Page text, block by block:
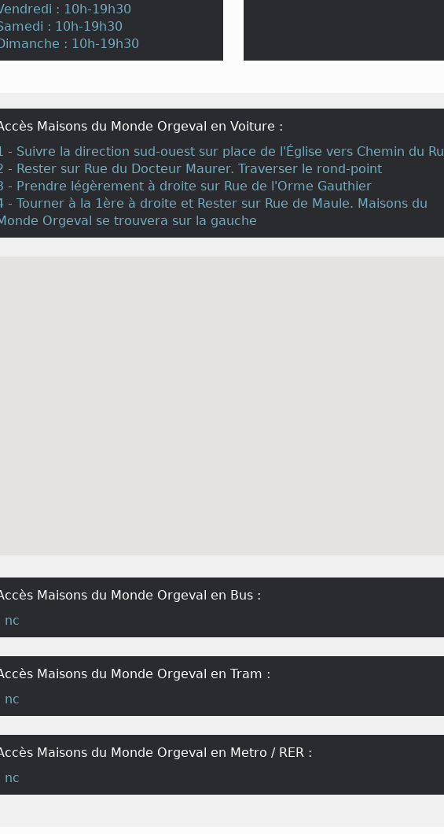
: 10h-19h30
: 10h-19h30
: 10h-19h30
Maisons du Monde Orgeval en Voiture :
- Suivre la direction sud-ouest sur place de l'Église vers Chemin du Ru
- Rester sur Rue du Docteur Maurer. Traverser le rond-point
- Prendre légèrement à droite sur Rue de l'Orme Gauthier
- Tourner à la 1ère à droite et Rester sur Rue de Maule. Maisons du
Orgeval se trouvera sur la gauche
Maisons du Monde Orgeval en Bus :
nc
Maisons du Monde Orgeval en Tram :
nc
Maisons du Monde Orgeval en Metro / RER :
nc